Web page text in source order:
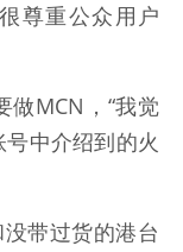
尊重公众用户
做MCN，“我觉
中介绍到的火
带过货的港台